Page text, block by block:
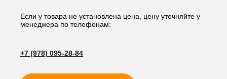
6D95
11T
QD2761A
Если у товара не установлена цена, цену уточняйте у
менеджера по телефонам:
+7 (978) 095-28-84